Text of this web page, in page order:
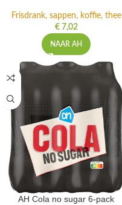
Frisdrank, sappen, koffie, thee
€7,02
NAAR AH
AH Cola no sugar 6-pack